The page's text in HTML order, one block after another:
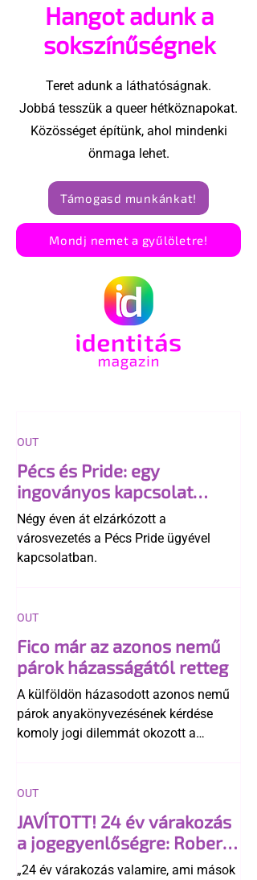
olimpiai női
versenyeken
Hangot adunk a
sokszínűségnek
Teret adunk a láthatóságnak.
Jobbá tesszük a queer hétköznapokat.
Közösséget építünk, ahol mindenki
önmaga lehet.
Támogasd munkánkat!
Mondj nemet a gyűlöletre!
Pécs és Pride: egy
ingoványos kapcsolat
története
Négy éven át elzárkózott a
városvezetés a Pécs Pride ügyével
kapcsolatban.
OUT
Fico már az azonos nemű
párok házasságától retteg
A külföldön házasodott azonos nemű
párok anyakönyvezésének kérdése
komoly jogi dilemmát okozott a
egyértelműen tiltja a házasságuk
elismerését. Közben az ellenzéken belül
is vita robbant ki arról, hogy vissza
kellene-e vonni a kormány konzervatív
alkotmánymódosítását
OUT
JAVÍTOTT! 24 év várakozás
a jogegyenlőségre: Robert
Biedroń megindító üzenete
„24 év várakozás valamire, ami mások
OUT